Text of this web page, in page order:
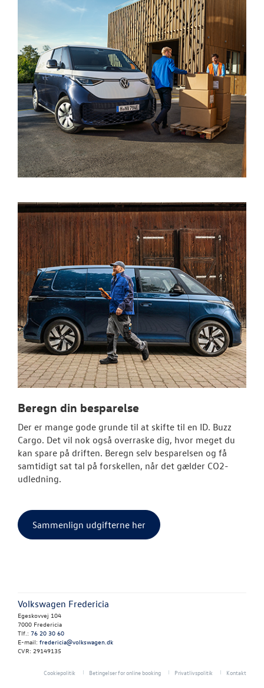
NYHEDER
OM OS
LEJ DEN NYE
CALIFORNIA !
LEJ EN
MULTIVAN !
Beregn din besparelse
Der er mange gode grunde til at skifte til en ID. Buzz
Cargo. Det vil nok også overraske dig, hvor meget du
kan spare på driften. Beregn selv besparelsen og få
samtidigt sat tal på forskellen, når det gælder CO2-
udledning.
Sammenlign udgifterne her
Volkswagen Fredericia
Egeskovvej 104
7000 Fredericia
Tlf.: 76 20 30 60
E-mail: fredericia@volkswagen.dk
CVR: 29149135
Cookiepolitik Betingelser for online booking Privatlivspolitik Kontakt